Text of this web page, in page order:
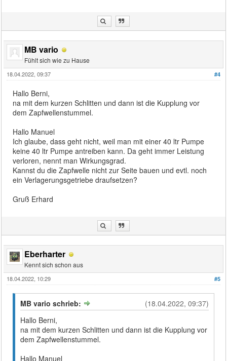
MB vario
Fühlt sich wie zu Hause
#4
18.04.2022, 09:37
Hallo Berni,
na mit dem kurzen Schlitten und dann ist die Kupplung vor
dem Zapfwellenstummel.
Hallo Manuel
Ich glaube, dass geht nicht, weil man mit einer 40 ltr Pumpe
keine 40 ltr Pumpe antreiben kann. Da geht immer Leistung
verloren, nennt man Wirkungsgrad.
Kannst du die Zapfwelle nicht zur Seite bauen und evtl. noch
ein Verlagerungsgetriebe draufsetzen?
Gruß Erhard
Eberharter
Kennt sich schon aus
#5
18.04.2022, 10:29
(18.04.2022, 09:37)
MB vario schrieb:
Hallo Berni,
na mit dem kurzen Schlitten und dann ist die Kupplung vor
dem Zapfwellenstummel.
Hallo Manuel